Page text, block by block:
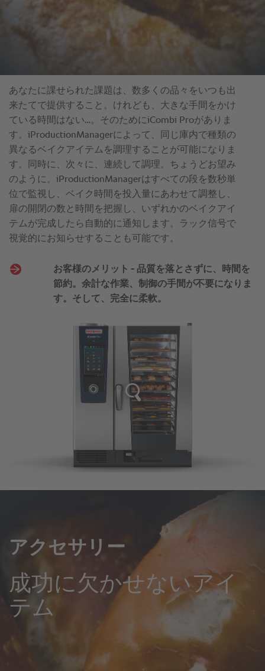
あなたに課せられた課題は、数多くの品々をいつも出
来たてで提供すること。けれども、大きな手間をかけ
ている時間はない…。そのためにiCombi Proがありま
す。iProductionManagerによって、同じ庫内で種類の
異なるベイクアイテムを調理することが可能になりま
す。同時に、次々に、連続して調理。ちょうどお望み
のように。iProductionManagerはすべての段を数秒単
位で監視し、ベイク時間を投入量にあわせて調整し、
扉の開閉の数と時間を把握し、いずれかのベイクアイ
テムが完成したら自動的に通知します。ラック信号で
視覚的にお知らせすることも可能です。
お客様のメリット - 品質を落とさずに、時間を
節約。余計な作業、制御の手間が不要になりま
す。そして、完全に柔軟。